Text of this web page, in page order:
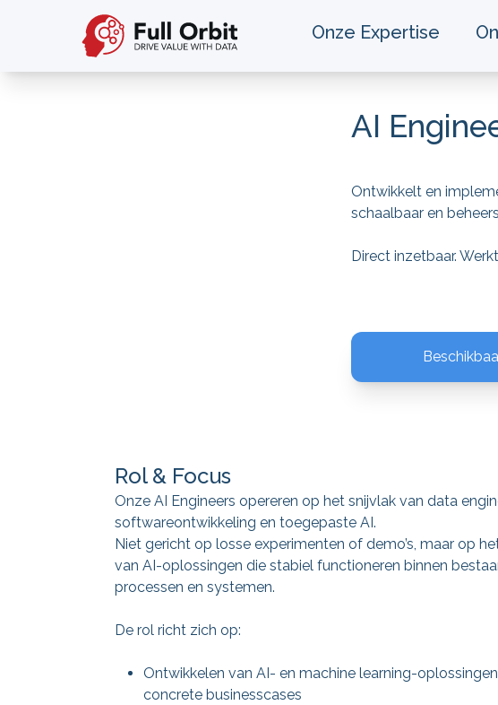
Onze Expertise
AI
Ontwikkelt en
schaalbaar en
Direct inzetbaar.
Rol & Focus
Onze AI Engineers opereren op het snijvlak van data
softwareontwikkeling en toegepaste AI.
Niet gericht op losse experimenten of demo’s, maar op
van AI-oplossingen die stabiel functioneren binnen
processen en systemen.
De rol richt zich op:
Ontwikkelen van AI- en machine learning-
concrete businesscases